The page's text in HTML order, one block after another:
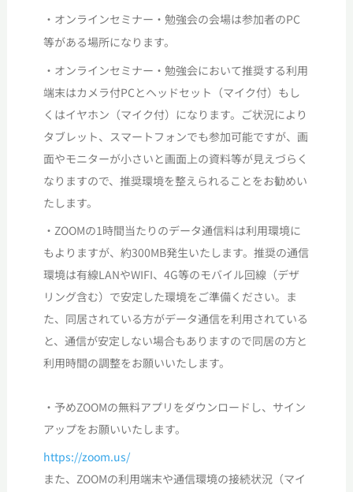
・オンラインセミナー ・勉強会の会場は参加者のPC
等がある場所になります。
・オンラインセミナー ・勉強会において推奨する利用
端末はカメラ付PCとヘッドセット（マイク付）もし
くはイヤホン（マイク付）になります。ご状況により
タブレット、スマートフォンでも参加可能ですが、画
面やモニターが小さいと画面上の資料等が見えづらく
なりますので、推奨環境を整えられることをお勧めい
たします。
・ZOOMの1時間当たりのデータ通信料は利用環境に
もよりますが、約300MB発生いたします。推奨の通信
環境は有線LANやWIFI、4G等のモバイル回線（デザ
リング含む）で安定した環境をご準備ください。ま
た、同居されている方がデータ通信を利用されている
と、通信が安定しない場合もありますので同居の方と
利用時間の調整をお願いいたします。
・予めZOOMの無料アプリをダウンロードし、サイン
アップをお願いいたします。
https://zoom.us/
また、ZOOMの利用端末や通信環境の接続状況（マイ